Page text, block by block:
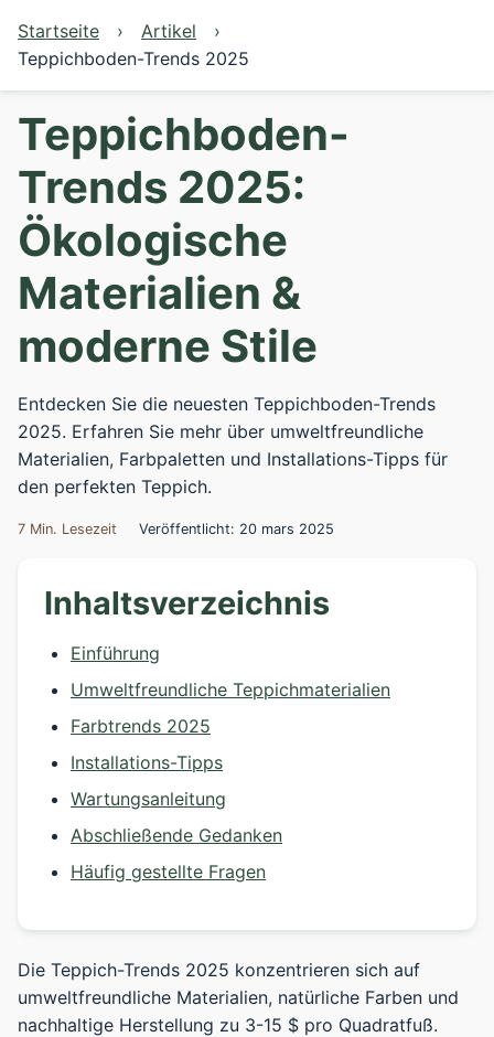
Startseite
Artikel
Teppichboden-Trends 2025
Teppichboden-
Trends 2025:
Ökologische
Materialien &
moderne Stile
Entdecken Sie die neuesten Teppichboden-Trends
2025. Erfahren Sie mehr über umweltfreundliche
Materialien, Farbpaletten und Installations-Tipps für
den perfekten Teppich.
7 Min. Lesezeit Veröffentlicht: 20 mars 2025
Inhaltsverzeichnis
Einführung
Umweltfreundliche Teppichmaterialien
Farbtrends 2025
Installations-Tipps
Wartungsanleitung
Abschließende Gedanken
Häufig gestellte Fragen
Die Teppich-Trends 2025 konzentrieren sich auf
umweltfreundliche Materialien, natürliche Farben und
nachhaltige Herstellung zu 3-15 $ pro Quadratfuß.